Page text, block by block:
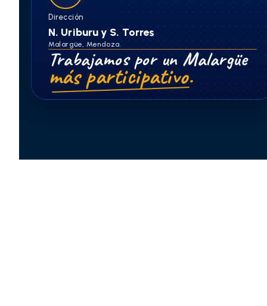
Dirección
N. Uriburu y S. Torres
Malargüe, Mendoza.
Trabajamos por un Malargüe
más participativo.